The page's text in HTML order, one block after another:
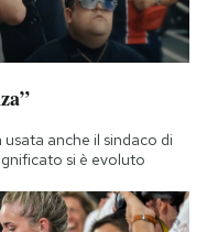
anche il sindaco di
si è evoluto